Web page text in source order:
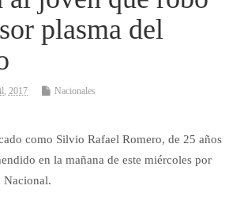
plasma del
2017 Nacionales
como Silvio Rafael Romero, de 25 años
en la mañana de este miércoles por
Nacional.